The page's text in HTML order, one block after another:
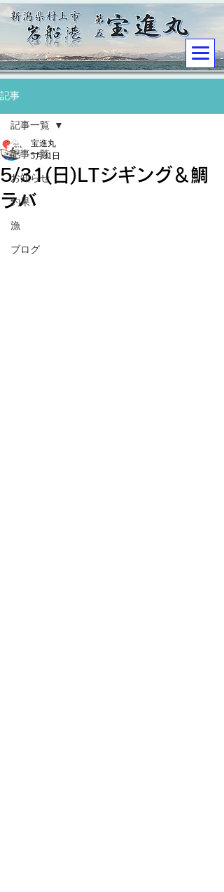
記事
記事一覧
お知らせ
釣果
漁
ブログ
記事一覧
5/31(日)LTジギング＆鯛
ラバ
宝進丸
5月31日